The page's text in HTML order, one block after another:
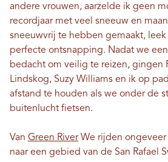
andere vrouwen, aarzelde ik geen
recordjaar met veel sneeuw en
sneeuwvrij te hebben gemaakt,
perfecte ontsnapping. Nadat we
bedacht om veilig te reizen, gingen
Lindskog, Suzy Williams en ik op
afstand te houden als we onder de
buitenlucht fietsen.
Van Green RiverWe rijden ongeveer
naar een gebied van de San Rafael